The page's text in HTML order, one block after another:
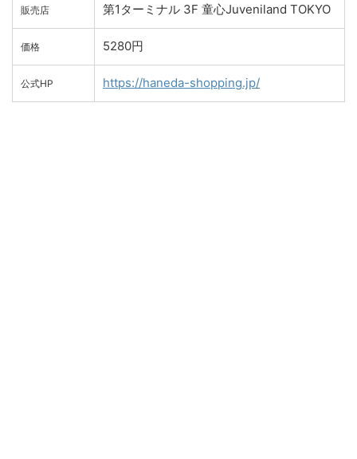
販売店 第1ターミナル 3F 童心Juveniland TOKYO
価格 5280円
公式HP https://haneda-shopping.jp/